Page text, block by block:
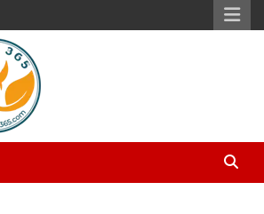
Guide